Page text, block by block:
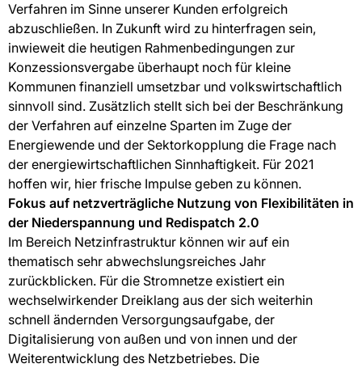
Verfahren im Sinne unserer Kunden erfolgreich
abzuschließen. In Zukunft wird zu hinterfragen sein,
inwieweit die heutigen Rahmenbedingungen zur
Konzessionsvergabe überhaupt noch für kleine
Kommunen finanziell umsetzbar und volkswirtschaftlich
sinnvoll sind. Zusätzlich stellt sich bei der Beschränkung
der Verfahren auf einzelne Sparten im Zuge der
Energiewende und der Sektorkopplung die Frage nach
der energiewirtschaftlichen Sinnhaftigkeit. Für 2021
hoffen wir, hier frische Impulse geben zu können.
Fokus auf netzverträgliche Nutzung von Flexibilitäten in
der Niederspannung und Redispatch 2.0
Im Bereich Netzinfrastruktur können wir auf ein
thematisch sehr abwechslungsreiches Jahr
zurückblicken. Für die Stromnetze existiert ein
wechselwirkender Dreiklang aus der sich weiterhin
schnell ändernden Versorgungsaufgabe, der
Digitalisierung von außen und von innen und der
Weiterentwicklung des Netzbetriebes. Die